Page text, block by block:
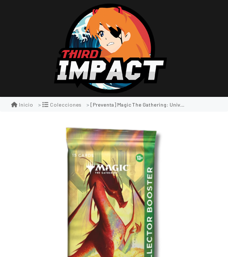
Inicio Colecciones [preventa] Magic The Gathering: Universes Beyond The Hobbit Collector Booster